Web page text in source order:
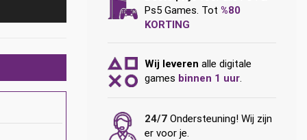
Ps5 Games. Tot %80
KORTING
Wij leveren alle digitale
games binnen 1 uur.
24/7 Ondersteuning! Wij zijn
er voor je.